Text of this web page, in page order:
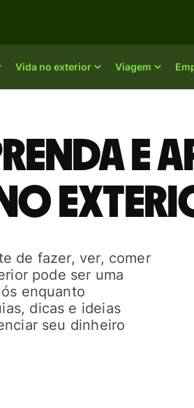
Vida no exterior Viagem
e
de fazer, ver, comer
pode ser uma
enquanto
dicas e ideias
seu dinheiro